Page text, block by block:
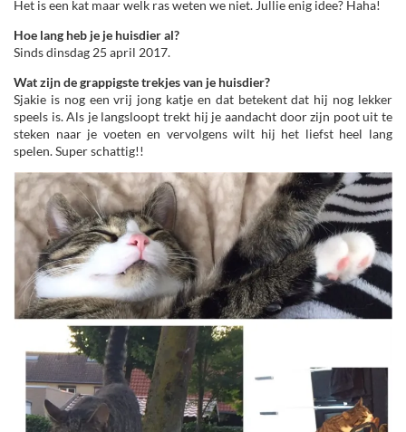
Het is een kat maar welk ras weten we niet. Jullie enig idee? Haha!
Hoe lang heb je je huisdier al?
Sinds dinsdag 25 april 2017.
Wat zijn de grappigste trekjes van je huisdier?
Sjakie is nog een vrij jong katje en dat betekent dat hij nog lekker
speels is. Als je langsloopt trekt hij je aandacht door zijn poot uit te
steken naar je voeten en vervolgens wilt hij het liefst heel lang
spelen. Super schattig!!